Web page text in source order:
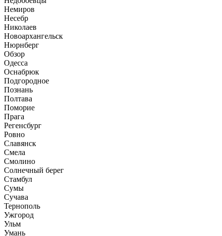
Немиров
Несебр
Николаев
Новоархангельск
Нюрнберг
Обзор
Одесса
Оснабрюк
Подгородное
Познань
Полтава
Поморие
Прага
Регенсбург
Ровно
Славянск
Смела
Смолино
Солнечный берег
Стамбул
Сумы
Сучава
Тернополь
Ужгород
Ульм
Умань